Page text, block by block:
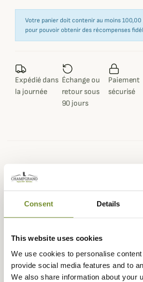
Consent Details
This website uses cookies
We use cookies to personalise
provide social media features and to
We also share information about your
Votre panier doit contenir au moins
pour pouvoir obtenir des récompenses
Expédié dans
la journée
Échange ou
retour sous
90 jours
Paiement
sécurisé
Description
Confectionné en pur coton, ce
chasse.
idéal à porter en toute circonstance,
Härkila présente le logo de la marque